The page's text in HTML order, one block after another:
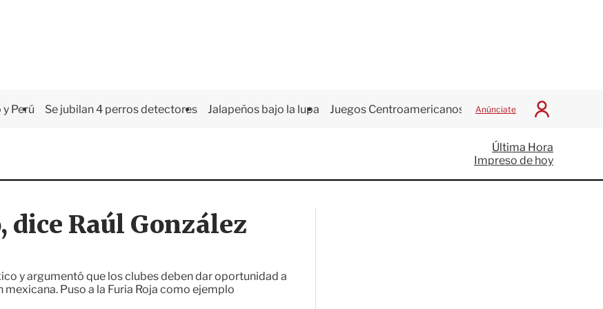
Perú Se jubilan 4 perros detectores Jalapeños bajo la lupa Juegos Centroamericanos Anúnciate
I
c
i
a
Última Hora
Impreso de hoy
Raúl González
y argumentó que los clubes deben dar oportunidad a
Puso a la Furia Roja como ejemplo